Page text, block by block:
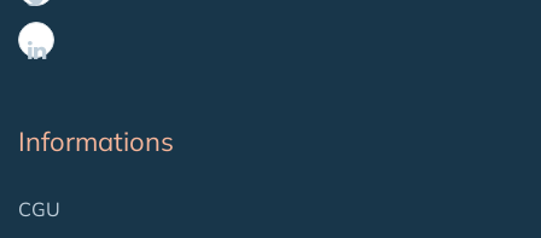
Informations
CGU